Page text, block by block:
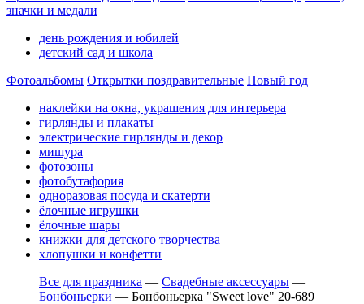
значки и медали
день рождения и юбилей
детский сад и школа
Фотоальбомы Открытки поздравительные Новый год
наклейки на окна, украшения для интерьера
гирлянды и плакаты
электрические гирлянды и декор
мишура
фотозоны
фотобутафория
одноразовая посуда и скатерти
ёлочные игрушки
ёлочные шары
книжки для детского творчества
хлопушки и конфетти
Все для праздника — Свадебные аксессуары —
Бонбоньерки — Бонбоньерка "Sweet love" 20-689